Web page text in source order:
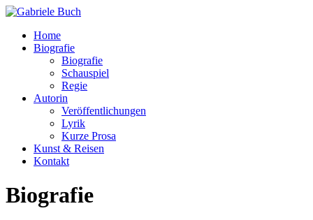
Home
Biografie
Biografie
Schauspiel
Regie
Autorin
Veröffentlichungen
Lyrik
Kurze Prosa
Kunst & Reisen
Kontakt
Biografie